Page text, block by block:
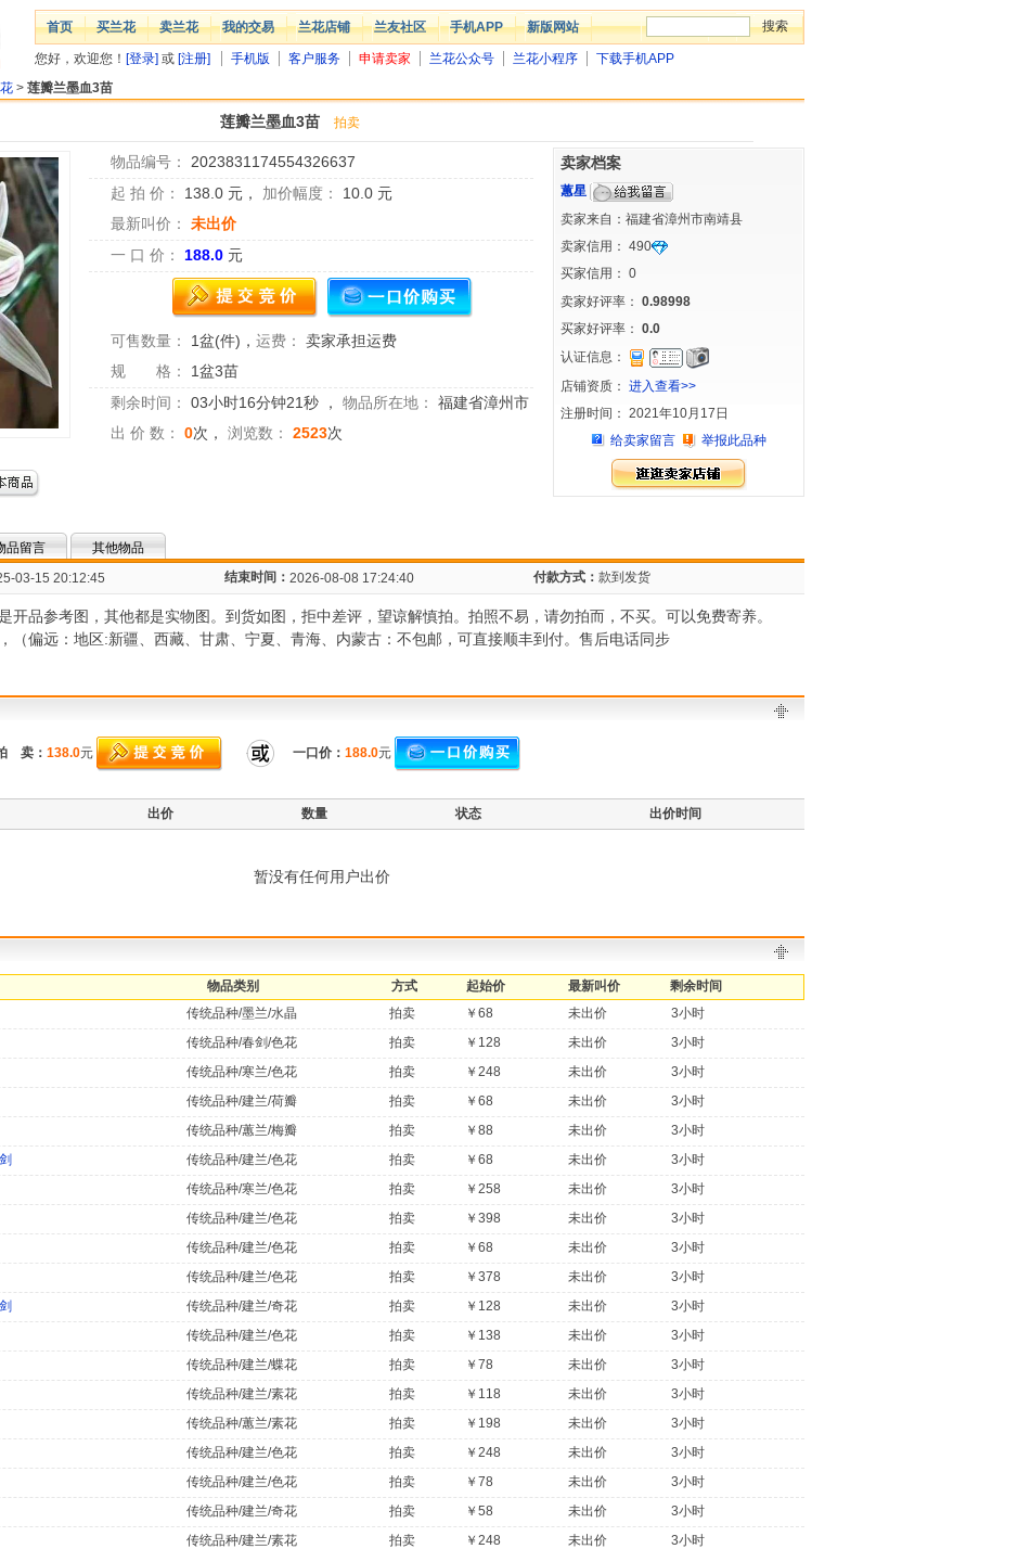
首页 买兰花 卖兰花 我的交易 兰花店铺 兰友社区 手机APP 新版网站
您好，欢迎您！ [登录] 或 [注册] 手机版 客户服务 申请卖家 兰花公众号 兰花小程序
下载手机APP
> 莲瓣兰墨血3苗
莲瓣兰墨血3苗 拍卖
物品编号：
2023831174554326637
起 拍 价：
138.0 元， 加价幅度： 10.0 元
最新叫价：
未出价
一 口 价：
188.0 元
可售数量： 1盆(件) ， 运费：
卖家承担运费
规 格：
1盆3苗
剩余时间：
03小时16分钟21秒 ， 物品所在地：
福建省漳州市
出 价 数：
0次， 浏览数： 2523次
卖家档案
蕙星
卖家来自：福建省漳州市南靖县
卖家信用： 490
买家信用： 0
卖家好评率： 0.98998
买家好评率： 0.0
认证信息：
店铺资质： 进入查看>>
注册时间： 2021年10月17日
给卖家留言
举报此品种
品留言
其他物品
03-15 20:12:45 结束时间： 2026-08-08 17:24:40 付款方式： 款到发货
开品参考图，其他都是实物图。到货如图，拒中差评，望谅解慎拍。拍照不易，请勿拍而，不买。可以免费寄养。
（偏远：地区:新疆、西藏、甘肃、宁夏、青海、内蒙古：不包邮，可直接顺丰到付。售后电话同步
卖： 138.0元 一口价： 188.0元
出价 数量 状态 出价时间
暂没有任何用户出价
物品类别 方式 起始价 最新叫价
剩余时间
传统品种/墨兰/水晶 拍卖 ￥68 未出价
3小时
传统品种/春剑/色花 拍卖 ￥128 未出价
3小时
传统品种/寒兰/色花 拍卖 ￥248 未出价
3小时
传统品种/建兰/荷瓣 拍卖 ￥68 未出价
3小时
传统品种/蕙兰/梅瓣 拍卖 ￥88 未出价
3小时
传统品种/建兰/色花 拍卖 ￥68 未出价
3小时
传统品种/寒兰/色花 拍卖 ￥258 未出价
3小时
传统品种/建兰/色花 拍卖 ￥398 未出价
3小时
传统品种/建兰/色花 拍卖 ￥68 未出价
3小时
传统品种/建兰/色花 拍卖 ￥378 未出价
3小时
传统品种/建兰/奇花 拍卖 ￥128 未出价
3小时
传统品种/建兰/色花 拍卖 ￥138 未出价
3小时
传统品种/建兰/蝶花 拍卖 ￥78 未出价
3小时
传统品种/建兰/素花 拍卖 ￥118 未出价
3小时
传统品种/蕙兰/素花 拍卖 ￥198 未出价
3小时
传统品种/建兰/色花 拍卖 ￥248 未出价
3小时
传统品种/建兰/色花 拍卖 ￥78 未出价
3小时
传统品种/建兰/奇花 拍卖 ￥58 未出价
3小时
传统品种/建兰/素花 拍卖 ￥248 未出价
3小时